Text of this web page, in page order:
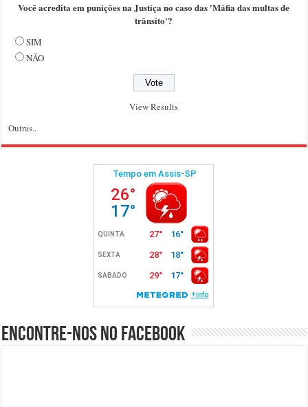
Você acredita em punições na Justiça no caso das 'Máfia das multas de
trânsito'?
SIM
NÃO
View Results
Outras..
Encontre-nos no Facebook